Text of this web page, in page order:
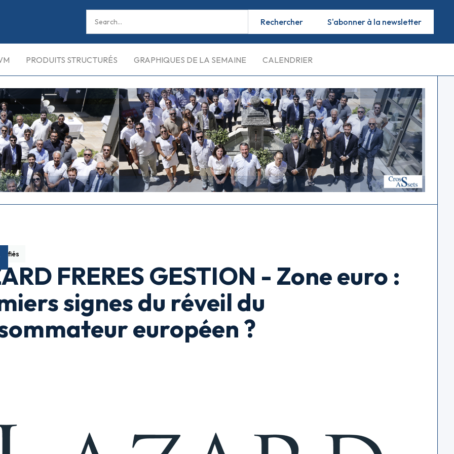
S'abonner à la newsletter
PRODUITS STRUCTURÉS GRAPHIQUES DE LA SEMAINE CALENDRIER
FRERES GESTION - Zone euro :
signes du réveil du
européen ?